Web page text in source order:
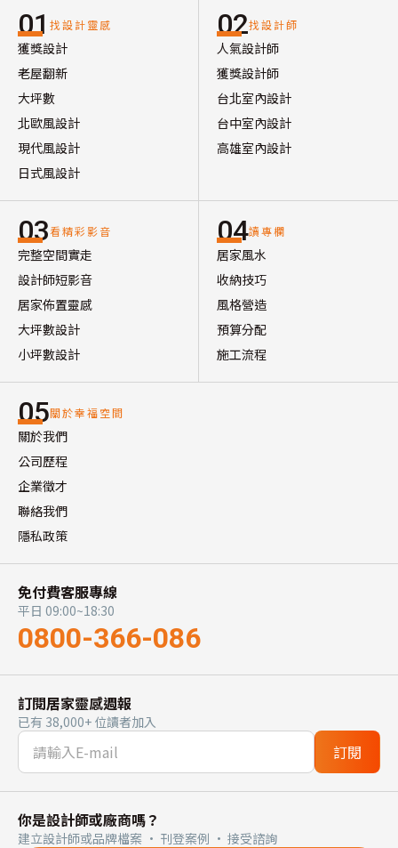
01 找設計靈感
獲獎設計
老屋翻新
大坪數
北歐風設計
現代風設計
日式風設計
02找設計師
人氣設計師
獲獎設計師
台北室內設計
台中室內設計
高雄室內設計
03看精彩影音
完整空間實走
設計師短影音
居家佈置靈感
大坪數設計
小坪數設計
04讀專欄
居家風水
收納技巧
風格營造
預算分配
施工流程
05關於幸福空間
關於我們
公司歷程
企業徵才
聯絡我們
隱私政策
免付費客服專線
平日 09:00~18:30
0800-366-086
訂閱居家靈感週報
已有 38,000+ 位讀者加入
訂閱
你是設計師或廠商嗎？
建立設計師或品牌檔案 · 刊登案例 · 接受諮詢